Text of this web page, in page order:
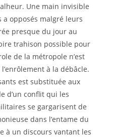
Une main invisible
opposés malgré leurs
presque du jour au
trahison possible pour
de la métropole n’est
à la débâcle.
est substituée aux
d’un conflit qui les
se gargarisent de
dans l’entame du
à un discours vantant les